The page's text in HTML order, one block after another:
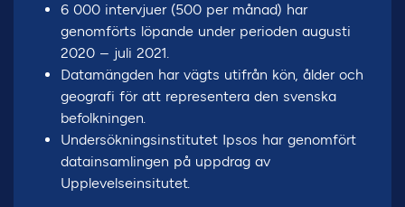
6 000 intervjuer (500 per månad) har
genomförts löpande under perioden augusti
2020 – juli 2021.
Datamängden har vägts utifrån kön, ålder och
geografi för att representera den svenska
befolkningen.
Undersökningsinstitutet Ipsos har genomfört
datainsamlingen på uppdrag av
Upplevelseinsitutet.